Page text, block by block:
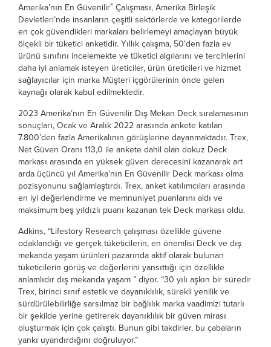
Amerika’nın En Güvenilir® Çalışması, Amerika Birleşik
Devletleri’nde insanların çeşitli sektörlerde ve kategorilerde
en çok güvendikleri markaları belirlemeyi amaçlayan büyük
ölçekli bir tüketici anketidir. Yıllık çalışma, 50'den fazla ev
ürünü sınıfını incelemekte ve tüketici algılarını ve tercihlerini
daha iyi anlamak isteyen üreticiler, ürün üreticileri ve hizmet
sağlayıcılar için marka Müşteri içgörülerinin önde gelen
kaynağı olarak kabul edilmektedir.
2023 Amerika’nın En Güvenilir Dış Mekan Deck sıralamasının
sonuçları, Ocak ve Aralık 2022 arasında ankete katılan
7.800’den fazla Amerikalının görüşlerine dayanmaktadır. Trex,
Net Güven Oranı 113,0 ile ankete dahil olan dokuz Deck
markası arasında en yüksek güven derecesini kazanarak art
arda üçüncü yıl Amerika'nın En Güvenilir Deck markası olma
pozisyonunu sağlamlaştırdı. Trex, anket katılımcıları arasında
en iyi değerlendirme ve memnuniyet puanlarını aldı ve
maksimum beş yıldızlı puanı kazanan tek Deck markası oldu.
Adkins, “Lifestory Research çalışması özellikle güvene
odaklandığı ve gerçek tüketicilerin, en önemlisi Deck ve dış
mekanda yaşam ürünleri pazarında aktif olarak bulunan
tüketicilerin görüş ve değerlerini yansıttığı için özellikle
anlamlıdır dış mekanda yaşam ” diyor. “30 yılı aşkın bir süredir
Trex, birinci sınıf estetik ve dayanıklılık, sürekli yenilik ve
sürdürülebilirliğe sarsılmaz bir bağlılık marka vaadimizi tutarlı
bir şekilde yerine getirerek dayanıklılık bir güven mirası
oluşturmak için çok çalıştı. Bunun gibi takdirler, bu çabaların
yankı uyandırdığını doğruluyor.”